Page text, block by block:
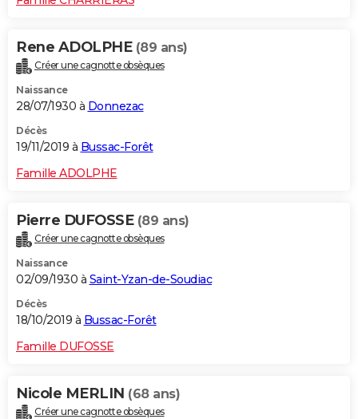
Rene ADOLPHE (89 ans)
Créer une cagnotte obsèques
Naissance
28/07/1930 à Donnezac
Décès
19/11/2019 à Bussac-Forêt
Famille ADOLPHE
Pierre DUFOSSE (89 ans)
Créer une cagnotte obsèques
Naissance
02/09/1930 à Saint-Yzan-de-Soudiac
Décès
18/10/2019 à Bussac-Forêt
Famille DUFOSSE
Nicole MERLIN (68 ans)
Créer une cagnotte obsèques